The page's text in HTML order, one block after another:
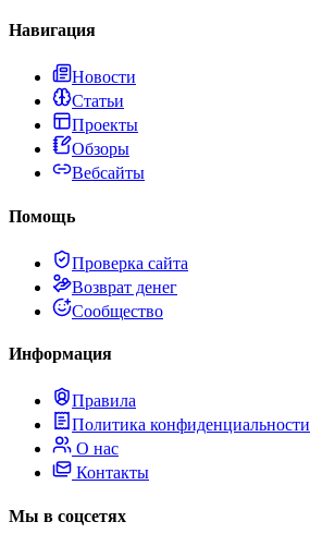
Навигация
Новости
Статьи
Проекты
Обзоры
Вебсайты
Помощь
Проверка сайта
Возврат денег
Сообщество
Информация
Правила
Политика конфиденциальности
О нас
Контакты
Мы в соцсетях